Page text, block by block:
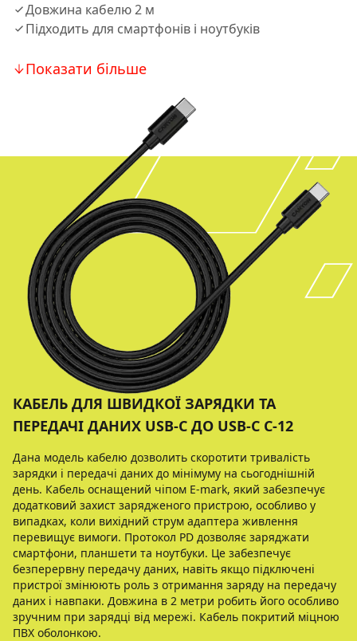
Довжина кабелю 2 м
Підходить для смартфонів і ноутбуків
Показати більше
КАБЕЛЬ ДЛЯ ШВИДКОЇ ЗАРЯДКИ ТА
ПЕРЕДАЧІ ДАНИХ USB-C ДО USB-C C-12
Дана модель кабелю дозволить скоротити тривалість
зарядки і передачі даних до мінімуму на сьогоднішній
день. Кабель оснащений чіпом E-mark, який забезпечує
додатковий захист зарядженого пристрою, особливо у
випадках, коли вихідний струм адаптера живлення
перевищує вимоги. Протокол PD дозволяє заряджати
смартфони, планшети та ноутбуки. Це забезпечує
безперервну передачу даних, навіть якщо підключені
пристрої змінюють роль з отримання заряду на передачу
даних і навпаки. Довжина в 2 метри робить його особливо
зручним при зарядці від мережі. Кабель покритий міцною
ПВХ оболонкою.